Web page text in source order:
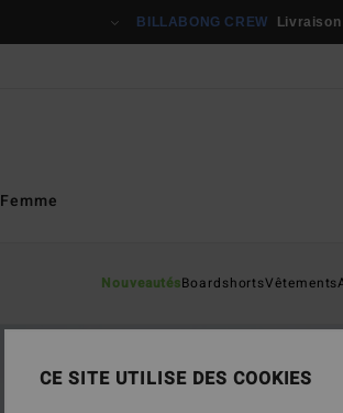
BILLABONG CREW
NouveautésBoardshortsVêtements
Femme
CE SITE UTILISE DES COOKIES